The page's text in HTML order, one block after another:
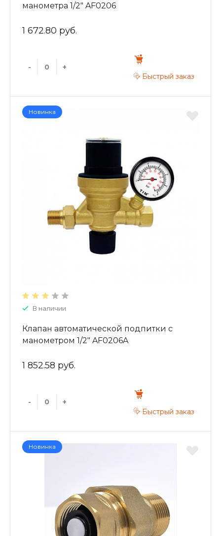
манометра 1/2" AF0206
1 672.80 руб.
-
+
Быстрый заказ
Новинка
В наличии
Клапан автоматической подпитки c
манометром 1/2" AF0206A
1 852.58 руб.
-
+
Быстрый заказ
Новинка